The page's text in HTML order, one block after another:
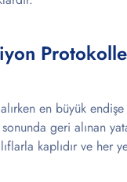
en büyük
geri alınan
kaplıdır ve